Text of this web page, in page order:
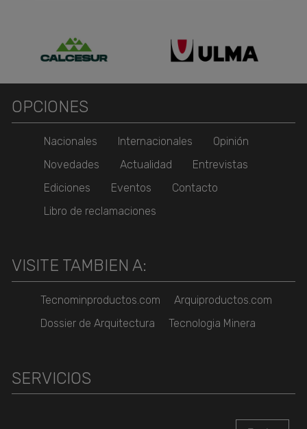
OPCIONES
Nacionales Internacionales
Opinión
Novedades
Actualidad
Entrevistas
Ediciones
Eventos
Contacto
Libro de reclamaciones
VISITE TAMBIEN A:
Tecnominproductos.com
Arquiproductos.com
Dossier de Arquitectura
Tecnologia Minera
SERVICIOS